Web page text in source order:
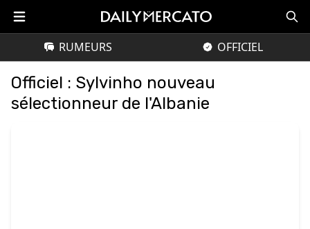
RUMEURS OFFICIEL
Officiel : Sylvinho nouveau
sélectionneur de l'Albanie